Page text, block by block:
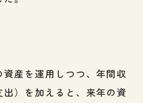
産を運用しつつ、年間収
）を加えると、来年の資